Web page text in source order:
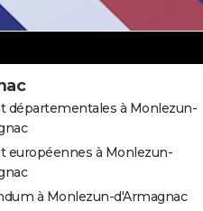
départementales à Monlezun-
européennes à Monlezun-
à Monlezun-d'Armagnac